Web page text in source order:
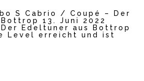
S Cabrio / Coupé – Der
13. Juni 2022
Edeltuner aus Bottrop
Level erreicht und ist